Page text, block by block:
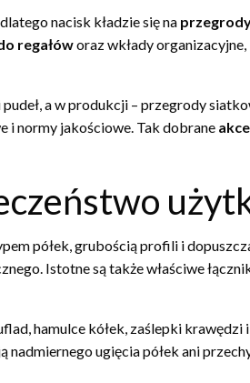
nacisk kładzie się na
regałóworaz wkłady
a w produkcji – przegrody
i normy jakościowe. Tak dobrane
półek, grubością profili i
Istotne są także właściwe
hamulce kółek, zaślepki
ugięcia półek ani